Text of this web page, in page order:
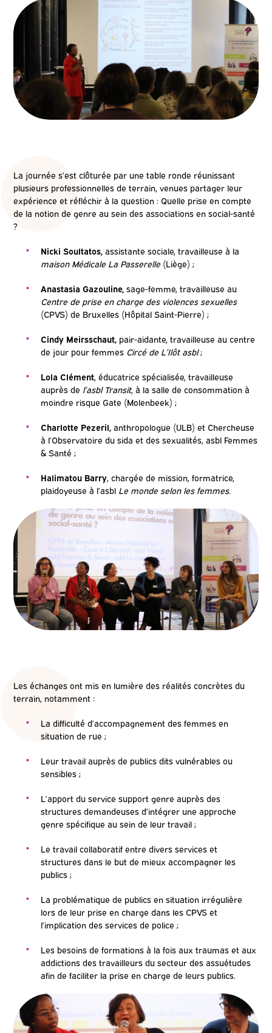
La journée s’est clôturée par une table ronde réunissant
plusieurs professionnelles de terrain, venues partager leur
expérience et réfléchir à la question : Quelle prise en compte
de la notion de genre au sein des associations en social-santé
?
Nicki Soultatos,assistante sociale, travailleuse à la
maison Médicale La Passerelle(Liège) ;
Anastasia Gazouline, sage-femme, travailleuse au
Centre de prise en charge des violences sexuelles
(CPVS) de Bruxelles (Hôpital Saint-Pierre) ;
Cindy Meirsschaut, pair-aidante, travailleuse au centre
de jour pour femmes Circé de L’Ilôt asbl;
Lola Clément, éducatrice spécialisée, travailleuse
auprès de l’asbl Transit, à la salle de consommation à
moindre risque Gate (Molenbeek) ;
Charlotte Pezeril, anthropologue (ULB) et Chercheuse
à l’Observatoire du sida et des sexualités, asbl Femmes
& Santé ;
Halimatou Barry, chargée de mission, formatrice,
plaidoyeuse à l’asbl Le monde selon les femmes.
Les échanges ont mis en lumière des réalités concrètes du
terrain, notamment :
La difficulté d’accompagnement des femmes en
situation de rue ;
Leur travail auprès de publics dits vulnérables ou
sensibles ;
L’apport du service support genre auprès des
structures demandeuses d’intégrer une approche
genre spécifique au sein de leur travail ;
Le travail collaboratif entre divers services et
structures dans le but de mieux accompagner les
publics ;
La problématique de publics en situation irrégulière
lors de leur prise en charge dans les CPVS et
l’implication des services de police ;
Les besoins de formations à la fois aux traumas et aux
addictions des travailleurs du secteur des assuétudes
afin de faciliter la prise en charge de leurs publics.